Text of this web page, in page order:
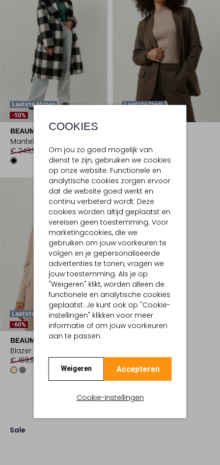
COOKIES
Om jou zo goed mogelijk van
dienst te zijn, gebruiken we cookies
op onze website. Functionele en
analytische cookies zorgen ervoor
dat de website goed werkt en
continu verbeterd wordt. Deze
cookies worden altijd geplaatst en
vereisen geen toestemming. Voor
marketingcookies, die we
gebruiken om jouw voorkeuren te
volgen en je gepersonaliseerde
advertenties te tonen, vragen we
jouw toestemming. Als je op
"Weigeren" klikt, worden alleen de
functionele en analytische cookies
geplaatst. Je kunt ook op "Cookie-
instellingen" klikken voor meer
informatie of om jouw voorkeuren
aan te passen.
Weigeren Accepteren
Cookie-instellingen
Laatste Maten
-50%
BEAUMONT
Mantel
€ 249,95
€ 124,99
Laatste Item
€ 169,95
Laatste Item
-60%
BEAUMONT
Blazer
€ 169,95
€ 67,99
Sale